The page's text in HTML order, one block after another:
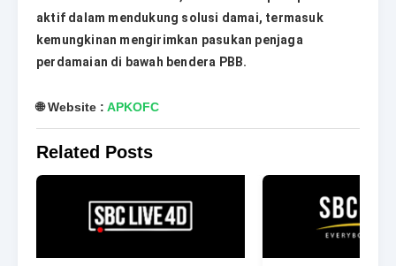
aktif dalam mendukung solusi damai, termasuk
kemungkinan mengirimkan pasukan penjaga
perdamaian di bawah bendera PBB.
🌐 Website : APKOFC
Related Posts